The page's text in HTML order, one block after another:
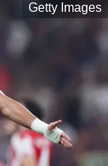
Getty Images